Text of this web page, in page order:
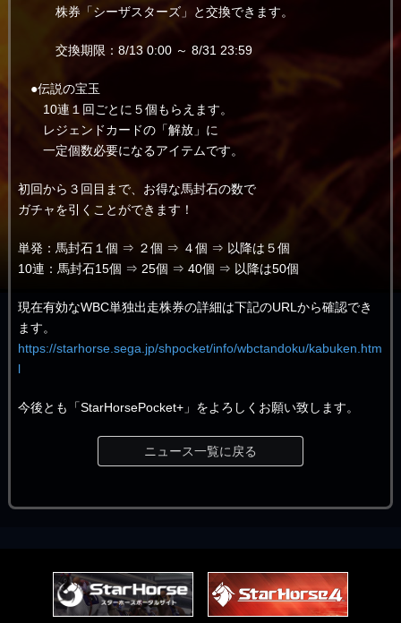
株券「シーザスターズ」と交換できます。
交換期限：8/13 0:00 ～ 8/31 23:59
●伝説の宝玉
10連１回ごとに５個もらえます。
レジェンドカードの「解放」に
一定個数必要になるアイテムです。
初回から３回目まで、お得な馬封石の数で
ガチャを引くことができます！
単発：馬封石１個 ⇒ ２個 ⇒ ４個 ⇒ 以降は５個
10連：馬封石15個 ⇒ 25個 ⇒ 40個 ⇒ 以降は50個
現在有効なWBC単独出走株券の詳細は下記のURLから確認でき
ます。
https://starhorse.sega.jp/shpocket/info/wbctandoku/kabuken.htm
l
今後とも「StarHorsePocket+」をよろしくお願い致します。
ニュース一覧に戻る